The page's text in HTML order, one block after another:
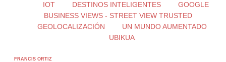
IOT DESTINOS INTELIGENTES
GOOGLE
BUSINESS VIEWS - STREET VIEW TRUSTED
GEOLOCALIZACIÓN
UN MUNDO AUMENTADO
UBIKUA
FRANCIS ORTIZ